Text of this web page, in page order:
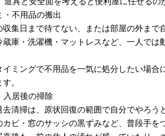
・不用品の搬出
収集日まで待てない、または部屋の外ま
蔵庫・洗濯機・マットレスなど、一人で
イミングで不用品を一気に処分したい場
。
入居後の掃除
去清掃は、原状回復の範囲で自分でやろ
カビ・窓のサッシの黒ずみなど、普段手を